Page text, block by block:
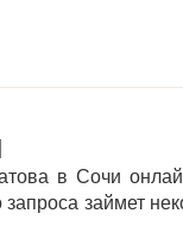
в Сочи
займет